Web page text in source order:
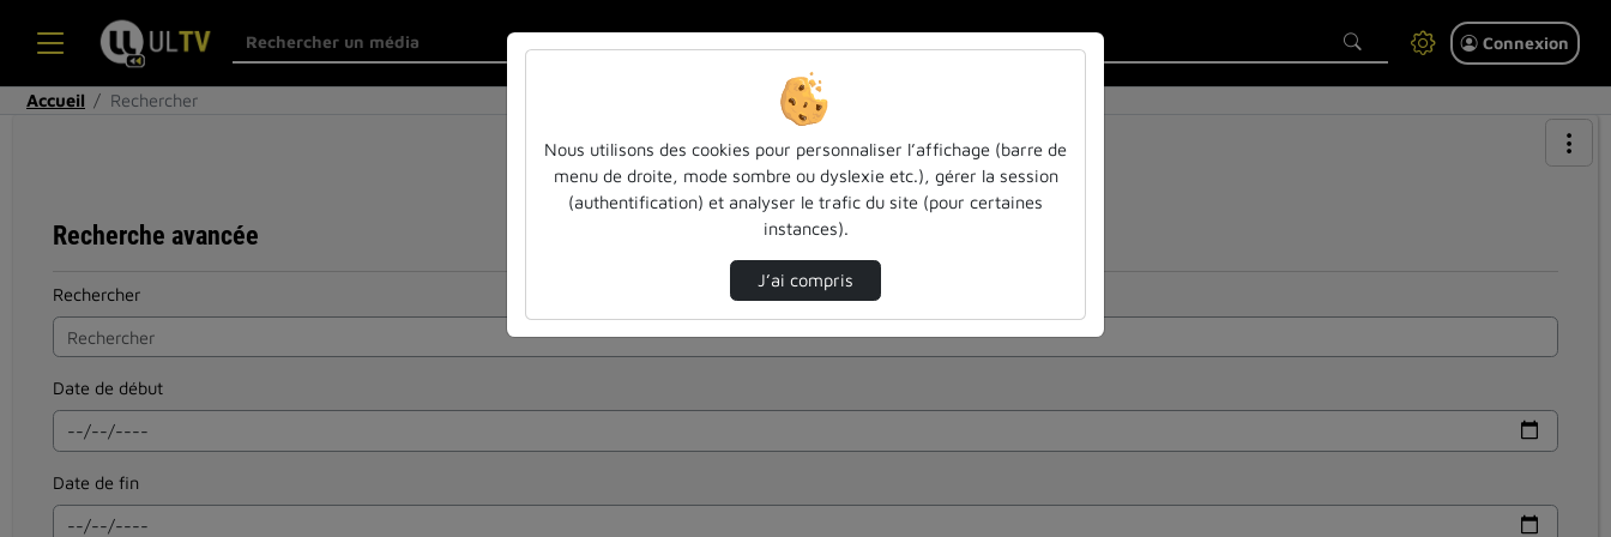
Connexion
Accueil Rechercher
Recherche avancée
Rechercher
Date de début
Date de fin
Nous utilisons des cookies pour personnaliser l’affichage (barre de
menu de droite, mode sombre ou dyslexie etc.), gérer la session
(authentification) et analyser le trafic du site (pour certaines
instances).
J’ai compris